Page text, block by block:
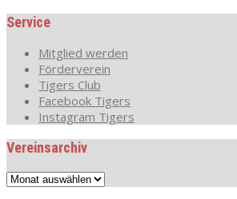
Service
Mitglied werden
Förderverein
Tigers Club
Facebook Tigers
Instagram Tigers
Vereinsarchiv
Vereinsarchiv